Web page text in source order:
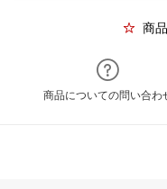
商
商品についての問い合わ